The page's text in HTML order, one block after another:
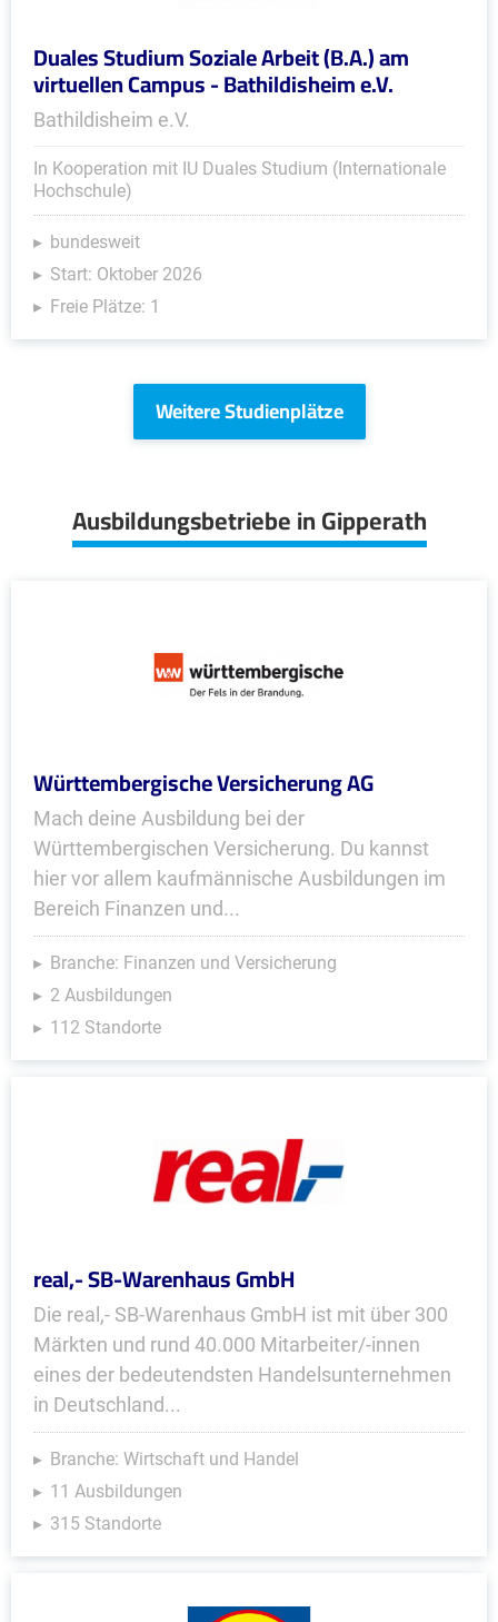
Duales Studium Soziale Arbeit (B.A.) am
virtuellen Campus - Bathildisheim e.V.
Bathildisheim e.V.
In Kooperation mit IU Duales Studium (Internationale
Hochschule)
bundesweit
Start: Oktober 2026
Freie Plätze: 1
Weitere Studienplätze
Ausbildungsbetriebe in Gipperath
Württembergische Versicherung AG
Mach deine Ausbildung bei der
Württembergischen Versicherung. Du kannst
hier vor allem kaufmännische Ausbildungen im
Bereich Finanzen und...
Branche: Finanzen und Versicherung
2 Ausbildungen
112 Standorte
real,- SB-Warenhaus GmbH
Die real,- SB-Warenhaus GmbH ist mit über 300
Märkten und rund 40.000 Mitarbeiter/-innen
eines der bedeutendsten Handelsunternehmen
in Deutschland...
Branche: Wirtschaft und Handel
11 Ausbildungen
315 Standorte